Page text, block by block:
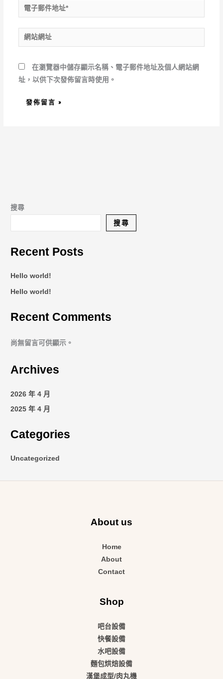
電
子
郵
件
址
*
網
站
址
在瀏覽器中儲存顯示名稱、電子郵件地址及個人網站網
址，以供下次發佈留言時使用。
搜尋
搜尋
Recent Posts
Hello world!
Hello world!
Recent Comments
尚無留言可供顯示。
Archives
2026 年 4 月
2025 年 4 月
Categories
Uncategorized
About us
Home
About
Contact
Shop
吧台設備
快餐設備
水吧設備
麵包烘焙設備
漢堡成型/肉丸機